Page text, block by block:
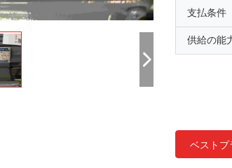
支払条件
供給の能
ベストプ